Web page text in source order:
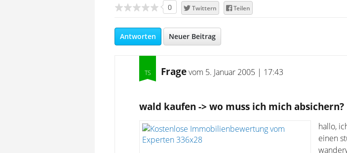
0 Twittern Teilen
Antworten Neuer Beitrag
Fragevom 5. Januar 2005 | 17:43
wald kaufen -> wo muss ich mich absichern?
hallo,
einen